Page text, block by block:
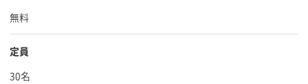
無料
定員
30名